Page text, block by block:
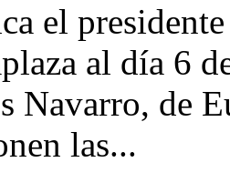
el
al día 6
Navarro, de
las...